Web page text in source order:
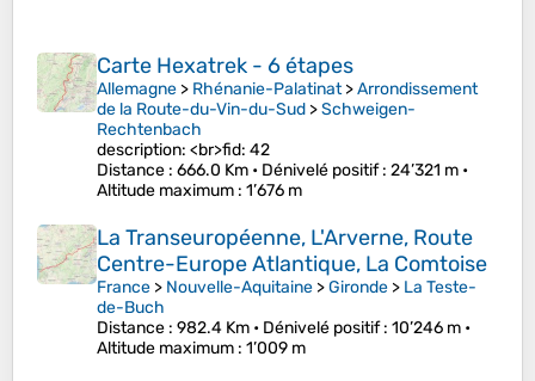
Carte Hexatrek - 6 étapes
Allemagne > Rhénanie-Palatinat>Arrondissement
de la Route-du-Vin-du-Sud >Schweigen-
Rechtenbach
description: <br>fid: 42
Distance : 666.0 Km • Dénivelé positif: 24’321 m •
Altitude maximum : 1’676 m
La Transeuropéenne, L'Arverne, Route
Centre-Europe Atlantique, La Comtoise
France > Nouvelle-Aquitaine >Gironde > La Teste-
de-Buch
Distance : 982.4 Km • Dénivelé positif: 10’246 m •
Altitude maximum : 1’009 m